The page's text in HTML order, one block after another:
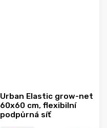
Urban Elastic grow-net
60x60 cm, flexibilní
podpůrná síť